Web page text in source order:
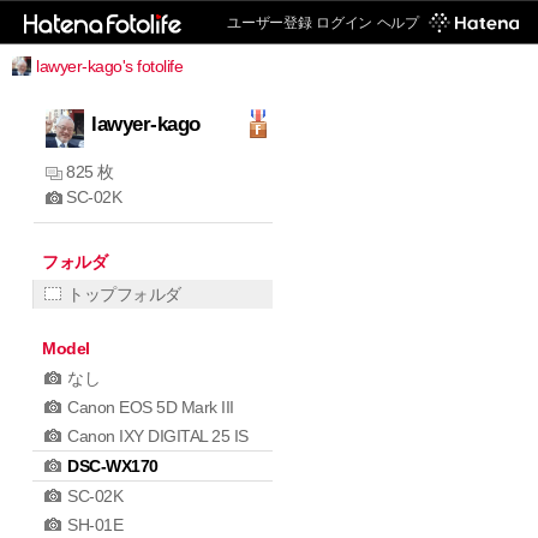
ユーザー登録 ログイン ヘルプ
lawyer-kago's fotolife
lawyer-kago
825 枚
SC-02K
フォルダ
トップフォルダ
Model
なし
Canon EOS 5D Mark III
Canon IXY DIGITAL 25 IS
DSC-WX170
SC-02K
SH-01E